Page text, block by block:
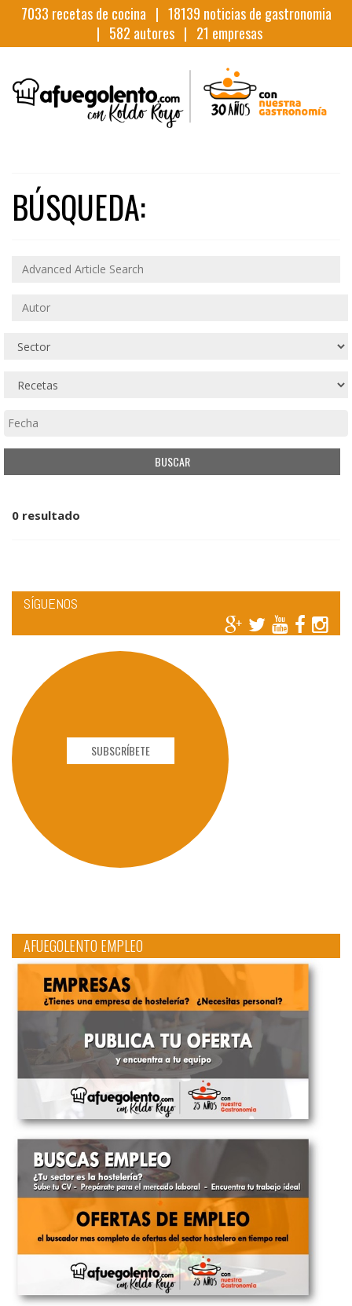
7033 recetas de cocina | 18139 noticias de gastronomia
| 582 autores | 21 empresas
BÚSQUEDA:
0 resultado
SÍGUENOS
SUBSCRÍBETE
AFUEGOLENTO EMPLEO